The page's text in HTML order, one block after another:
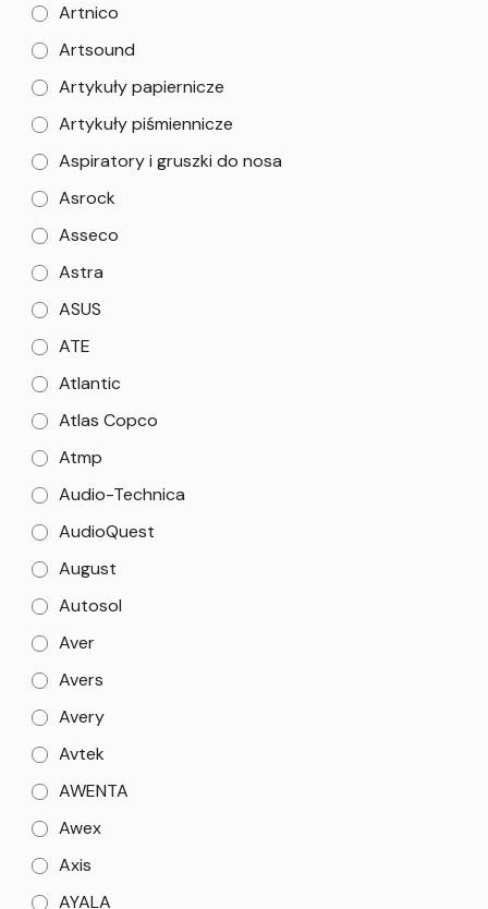
Artnico
Artsound
Artykuły papiernicze
Artykuły piśmiennicze
Aspiratory i gruszki do nosa
Asrock
Asseco
Astra
ASUS
ATE
Atlantic
Atlas Copco
Atmp
Audio-Technica
AudioQuest
August
Autosol
Aver
Avers
Avery
Avtek
AWENTA
Awex
Axis
AYALA